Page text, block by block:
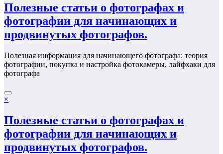
Полезные статьи о фотографах и
фотографии для начинающих и
продвинутых фотографов.
Полезная информация для начинающего фотографа: теория
фотографии, покупка и настройка фотокамеры, лайфхаки для
фотографа
×
Полезные статьи о фотографах и
фотографии для начинающих и
продвинутых фотографов.